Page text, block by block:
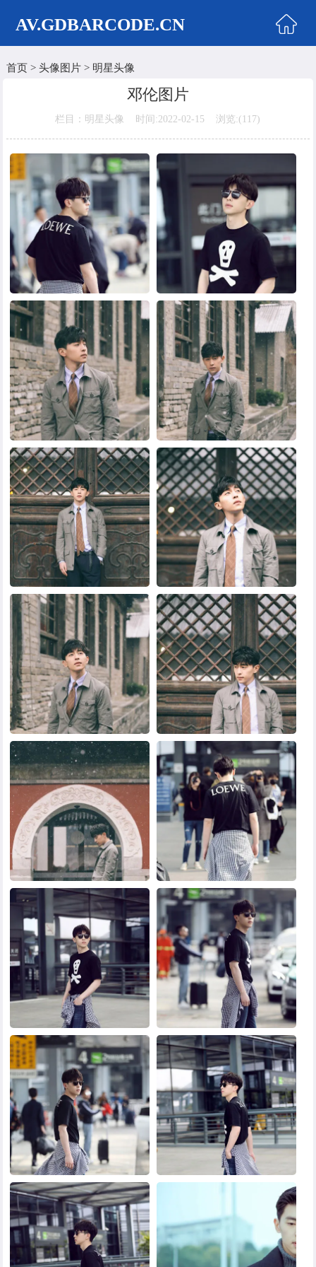
AV.GDBARCODE.CN
首页
美女头像
男生头像
明星头像
卡通动漫
黑白头像
其他头像
首页> 头像图片> 明星头像
邓伦图片
栏目：明星头像 时间:2022-02-15 浏览:( 117)